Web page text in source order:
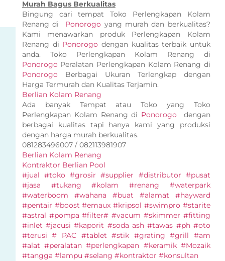
Murah Bagus Berkualitas
Bingung cari tempat Toko Perlengkapan Kolam
Renang di Ponorogo yang murah dan berkualitas?
Kami menawarkan produk Perlengkapan Kolam
Renang di Ponorogo dengan kualitas terbaik untuk
anda. Toko Perlengkapan Kolam Renang di
Ponorogo Peralatan Perlengkapan Kolam Renang di
Ponorogo Berbagai Ukuran Terlengkap dengan
Harga Termurah dan Kualitas Terjamin.
Berlian Kolam Renang
Ada banyak Tempat atau Toko yang Toko
Perlengkapan Kolam Renang di Ponorogo
dengan
berbagai kualitas tapi hanya kami yang produksi
dengan harga murah berkualitas.
081283496007 / 082113981907
Berlian Kolam Renang
Kontraktor Berlian Pool
#jual #toko #grosir #supplier #distributor #pusat
#jasa #tukang #kolam #renang #waterpark
#waterboom #wahana #buat #alamat #hayward
#pentair #boost #emaux #kripsol #swimpro #starite
#astral #pompa #filter# #vacum #skimmer #fitting
#inlet #jacusi #kaporit #soda ash #tawas #ph #oto
#terusi # PAC #tablet #stik #grating #grill #am
#alat #peralatan #perlengkapan #keramik #Mozaik
#tangga #lampu #selang #kontraktor #konsultan